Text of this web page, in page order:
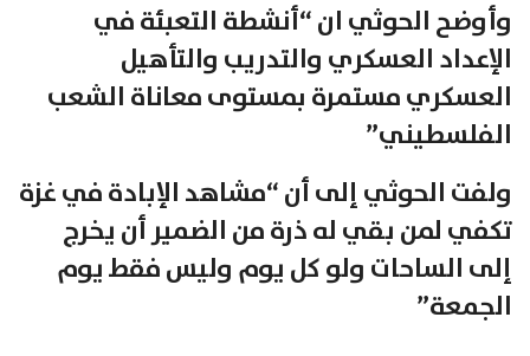
وأوضح الحوثي ان “أنشطة التعبئة في
الإعداد العسكري والتدريب والتأهيل
العسكري مستمرة بمستوى معاناة الشعب
الفلسطيني”
ولفت الحوثي إلى أن “مشاهد الإبادة في غزة
تكفي لمن بقي له ذرة من الضمير أن يخرج
إلى الساحات ولو كل يوم وليس فقط يوم
الجمعة”